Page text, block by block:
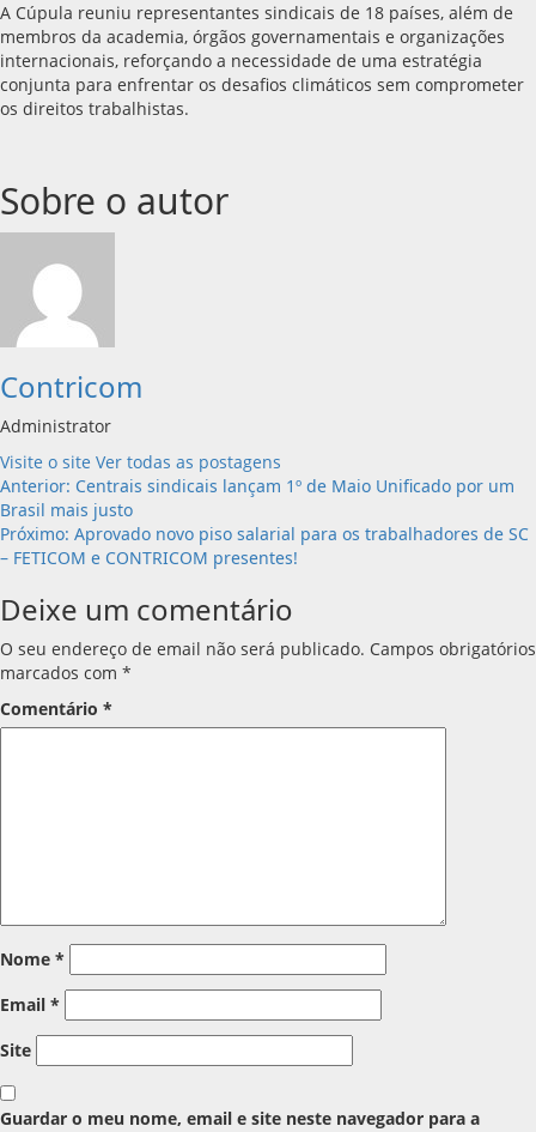
A Cúpula reuniu representantes sindicais de 18 países, além de
membros da academia, órgãos governamentais e organizações
internacionais, reforçando a necessidade de uma estratégia
conjunta para enfrentar os desafios climáticos sem comprometer
os direitos trabalhistas.
Sobre o autor
Contricom
Administrator
Visite o site Ver todas as postagens
Navegação
de
artigos
Anterior: Centrais sindicais lançam 1º de Maio Unificado por um
Brasil mais justo
Próximo: Aprovado novo piso salarial para os trabalhadores de SC
– FETICOM e CONTRICOM presentes!
Deixe um comentário
O seu endereço de email não será publicado. Campos obrigatórios
marcados com *
Comentário *
Nome *
Email *
Site
Guardar o meu nome, email e site neste navegador para a